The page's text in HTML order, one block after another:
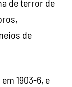
de terror de
de
1903-6, e